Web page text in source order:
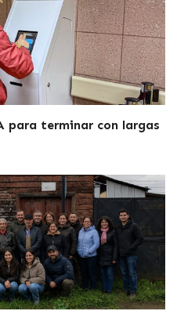
para terminar con largas